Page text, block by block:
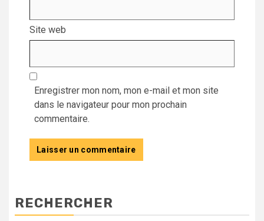
Site web
Enregistrer mon nom, mon e-mail et mon site
dans le navigateur pour mon prochain
commentaire.
RECHERCHER